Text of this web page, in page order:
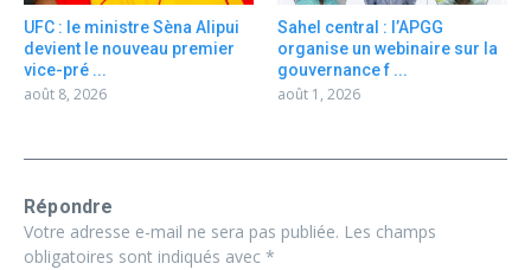
UFC : le ministre Sèna Alipui
devient le nouveau premier
vice-pré ...
août 8, 2026
Sahel central : l’APGG
organise un webinaire sur la
gouvernance f ...
août 1, 2026
Répondre
Votre adresse e-mail ne sera pas publiée. Les champs
obligatoires sont indiqués avec *